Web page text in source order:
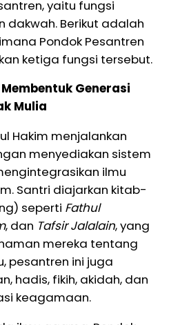
yaitu fungsi
dakwah. Berikut adalah
Pondok Pesantren
ketiga fungsi tersebut.
Generasi
Mulia
Hakim menjalankan
menyediakan sistem
ilmu
Santri diajarkan kitab-
seperti Fathul
, dan Tafsir Jalalain, yang
mereka tentang
pesantren ini juga
hadis, fikih, akidah, dan
keagamaan.